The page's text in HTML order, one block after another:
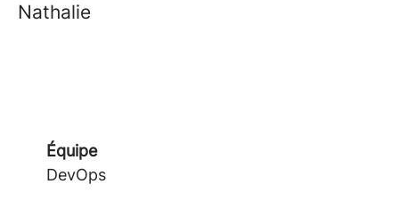
Nathalie
Équipe
DevOps